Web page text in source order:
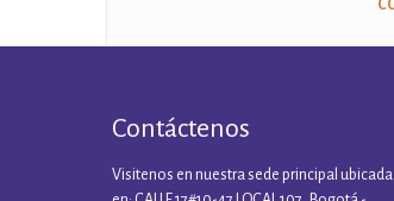
Contáctenos
Visitenos en nuestra sede principal ubicada